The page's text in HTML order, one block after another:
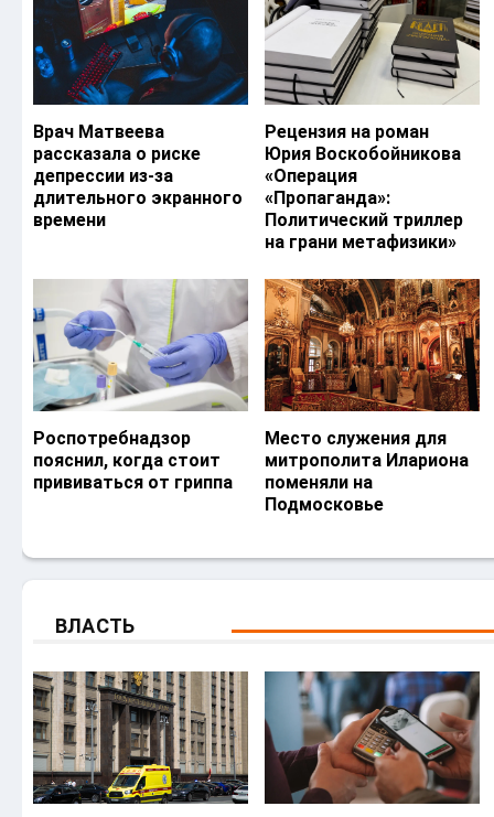
Врач Матвеева
рассказала о риске
депрессии из-за
длительного экранного
времени
Рецензия на роман
Юрия Воскобойникова
«Операция
«Пропаганда»:
Политический триллер
на грани метафизики»
Роспотребнадзор
пояснил, когда стоит
прививаться от гриппа
Место служения для
митрополита Илариона
поменяли на
Подмосковье
ВЛАСТЬ